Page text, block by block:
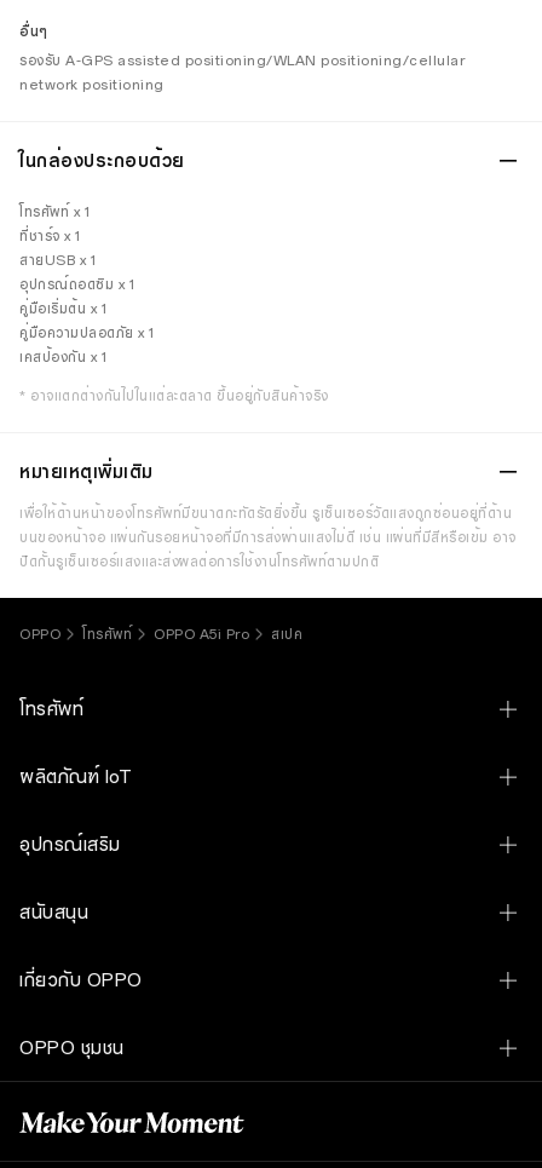
อื่นๆ
รองรับ A-GPS assisted positioning/WLAN positioning/cellular
network positioning
ในกล่องประกอบด้วย
โทรศัพท์ x 1
ที่ชาร์จ x 1
สายUSB x 1
อุปกรณ์ถอดซิม x 1
คู่มือเริ่มต้น x 1
คู่มือความปลอดภัย x 1
เคสป้องกัน x 1
* อาจแตกต่างกันไปในแต่ละตลาด ขึ้นอยู่กับสินค้าจริง
หมายเหตุเพิ่มเติม
เพื่อให้ด้านหน้าของโทรศัพท์มีขนาดกะทัดรัดยิ่งขึ้น รูเซ็นเซอร์วัดแสงถูกซ่อนอยู่ที่ด้าน
บนของหน้าจอ แผ่นกันรอยหน้าจอที่มีการส่งผ่านแสงไม่ดี เช่น แผ่นที่มีสีหรือเข้ม อาจ
ปิดกั้นรูเซ็นเซอร์แสงและส่งผลต่อการใช้งานโทรศัพท์ตามปกติ
OPPO โทรศัพท์ OPPO A5i Pro สเปค
โทรศัพท์
OPPO Find N6
OPPO Find X9s
OPPO Find X9
OPPO Reno16 5G
OPPO Reno15 5G
ผลิตภัณฑ์ IoT
OPPO Pad 5 Matte Display Edition
OPPO Bubble
OPPO Watch S
OPPO Watch X2 Mini
OPPO Enco Clip2 Open Earbuds
อุปกรณ์เสริม
OPPO Bubble
OPPO Magnetic Cable USB-A to Type-C DL160 1M
OPPO VOOC Cable USB-C to USB-C 8A DL149
OPPO USB-A To Type-C Cable 8A 1M DL129
สนับสนุน
Contact Us
เช็คราคาอะไหล่
เกี่ยวกับ OPPO
เทคโนโลยี
OPPO Apex Guard
OPPO ชุมชน